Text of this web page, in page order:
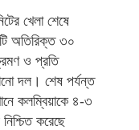
খেলা শেষে
অতিরিক্ত ৩০
ও প্রতি
দল। শেষ পর্যন্ত
কলম্বিয়াকে ৪-৩
করেছে